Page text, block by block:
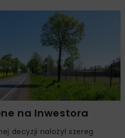
na Inwestora
decyzji nałożył szereg